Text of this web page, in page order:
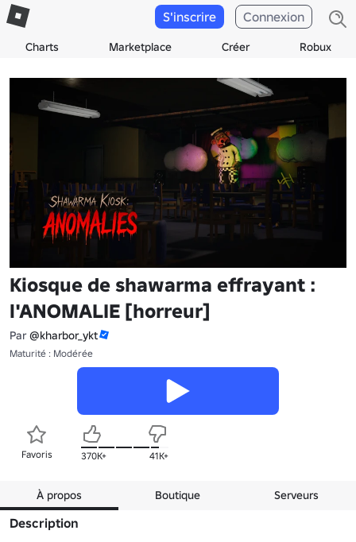
Charts Marketplace Créer Robux
S'inscrire Connexion
Kiosque de shawarma effrayant :
l'ANOMALIE [horreur]
Par @kharbor_ykt
Maturité : Modérée
Favoris 370K+ 41K+
À propos Boutique Serveurs
Description